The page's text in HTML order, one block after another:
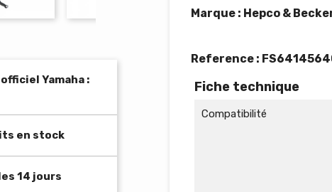
Yamaha :
en stock
14 jours
Marque : Hepco &
Reference :
Fiche technique
Compatibilité